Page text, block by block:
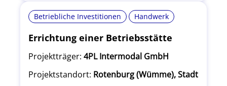
Betriebliche Investitionen Handwerk
Errichtung einer Betriebsstätte
Projektträger: 4PL Intermodal GmbH
Projektstandort: Rotenburg (Wümme), Stadt